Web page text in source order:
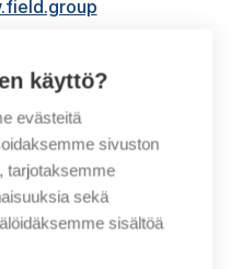
Oy
käyttö?
evästeitä
sivuston
tarjotaksemme
sekä
sisältöä